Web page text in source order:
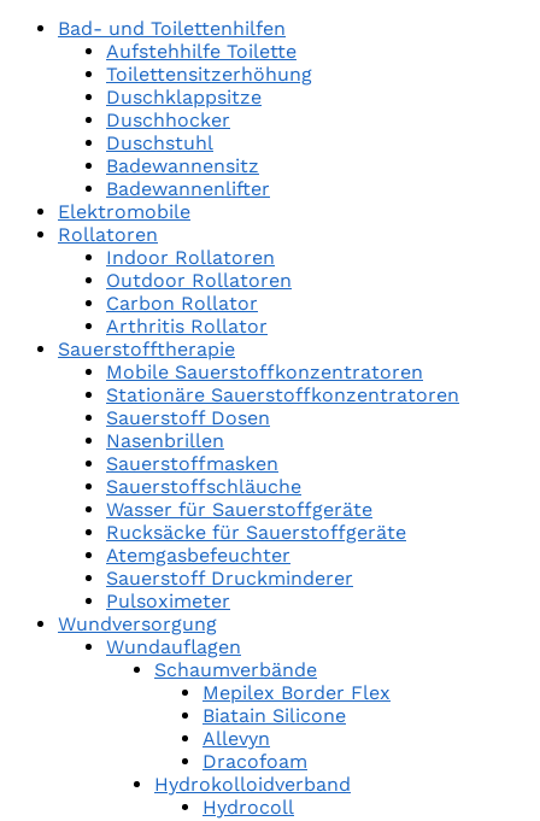
Bad- und Toilettenhilfen
Aufstehhilfe Toilette
Toilettensitzerhöhung
Duschklappsitze
Duschhocker
Duschstuhl
Badewannensitz
Badewannenlifter
Elektromobile
Rollatoren
Indoor Rollatoren
Outdoor Rollatoren
Carbon Rollator
Arthritis Rollator
Sauerstofftherapie
Mobile Sauerstoffkonzentratoren
Stationäre Sauerstoffkonzentratoren
Sauerstoff Dosen
Nasenbrillen
Sauerstoffmasken
Sauerstoffschläuche
Wasser für Sauerstoffgeräte
Rucksäcke für Sauerstoffgeräte
Atemgasbefeuchter
Sauerstoff Druckminderer
Pulsoximeter
Wundversorgung
Wundauflagen
Schaumverbände
Mepilex Border Flex
Biatain Silicone
Allevyn
Dracofoam
Hydrokolloidverband
Hydrocoll